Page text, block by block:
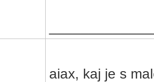
aiax, kaj je s